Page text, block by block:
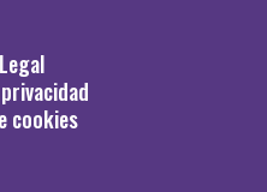
cookies